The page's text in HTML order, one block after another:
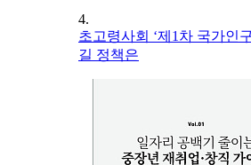
4.
초고령사회 ‘제1차 국가인
길 정책은